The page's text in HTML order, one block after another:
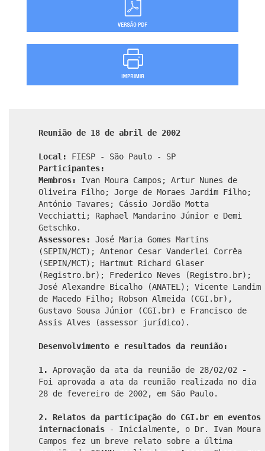
Reunião de 18 de abril de 2002
Local:
FIESP - São Paulo - SP
Participantes:
Membros: Ivan Moura Campos; Artur Nunes de
Oliveira Filho; Jorge de Moraes Jardim Filho;
António Tavares; Cássio Jordão Motta
Vecchiatti; Raphael Mandarino Júnior e Demi
Getschko.
Assessores: José Maria Gomes Martins
(SEPIN/MCT); Antenor Cesar Vanderlei Corrêa
(SEPIN/MCT); Hartmut Richard Glaser
(Registro.br); Frederico Neves (Registro.br);
José Alexandre Bicalho (ANATEL); Vicente Landim
de Macedo Filho; Robson Almeida (CGI.br),
Gustavo Sousa Júnior (CGI.br) e Francisco de
Assis Alves (assessor jurídico).
Desenvolvimento e resultados da reunião:
1. Aprovação da ata da reunião de 28/02/02 -
Foi aprovada a ata da reunião realizada no dia
28 de fevereiro de 2002, em São Paulo.
2. Relatos da participação do CGI.br em eventos
internacionais
- Inicialmente, o Dr. Ivan Moura
Campos fez um breve relato sobre a última